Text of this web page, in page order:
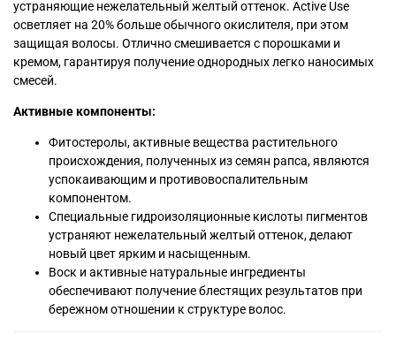
устраняющие нежелательный желтый оттенок. Active Use
осветляет на 20% больше обычного окислителя, при этом
защищая волосы. Отлично смешивается с порошками и
кремом, гарантируя получение однородных легко наносимых
смесей.
Активные компоненты:
Фитостеролы, активные вещества растительного
происхождения, полученных из семян рапса, являются
успокаивающим и противовоспалительным
компонентом.
Специальные гидроизоляционные кислоты пигментов
устраняют нежелательный желтый оттенок, делают
новый цвет ярким и насыщенным.
Воск и активные натуральные ингредиенты
обеспечивают получение блестящих результатов при
бережном отношении к структуре волос.